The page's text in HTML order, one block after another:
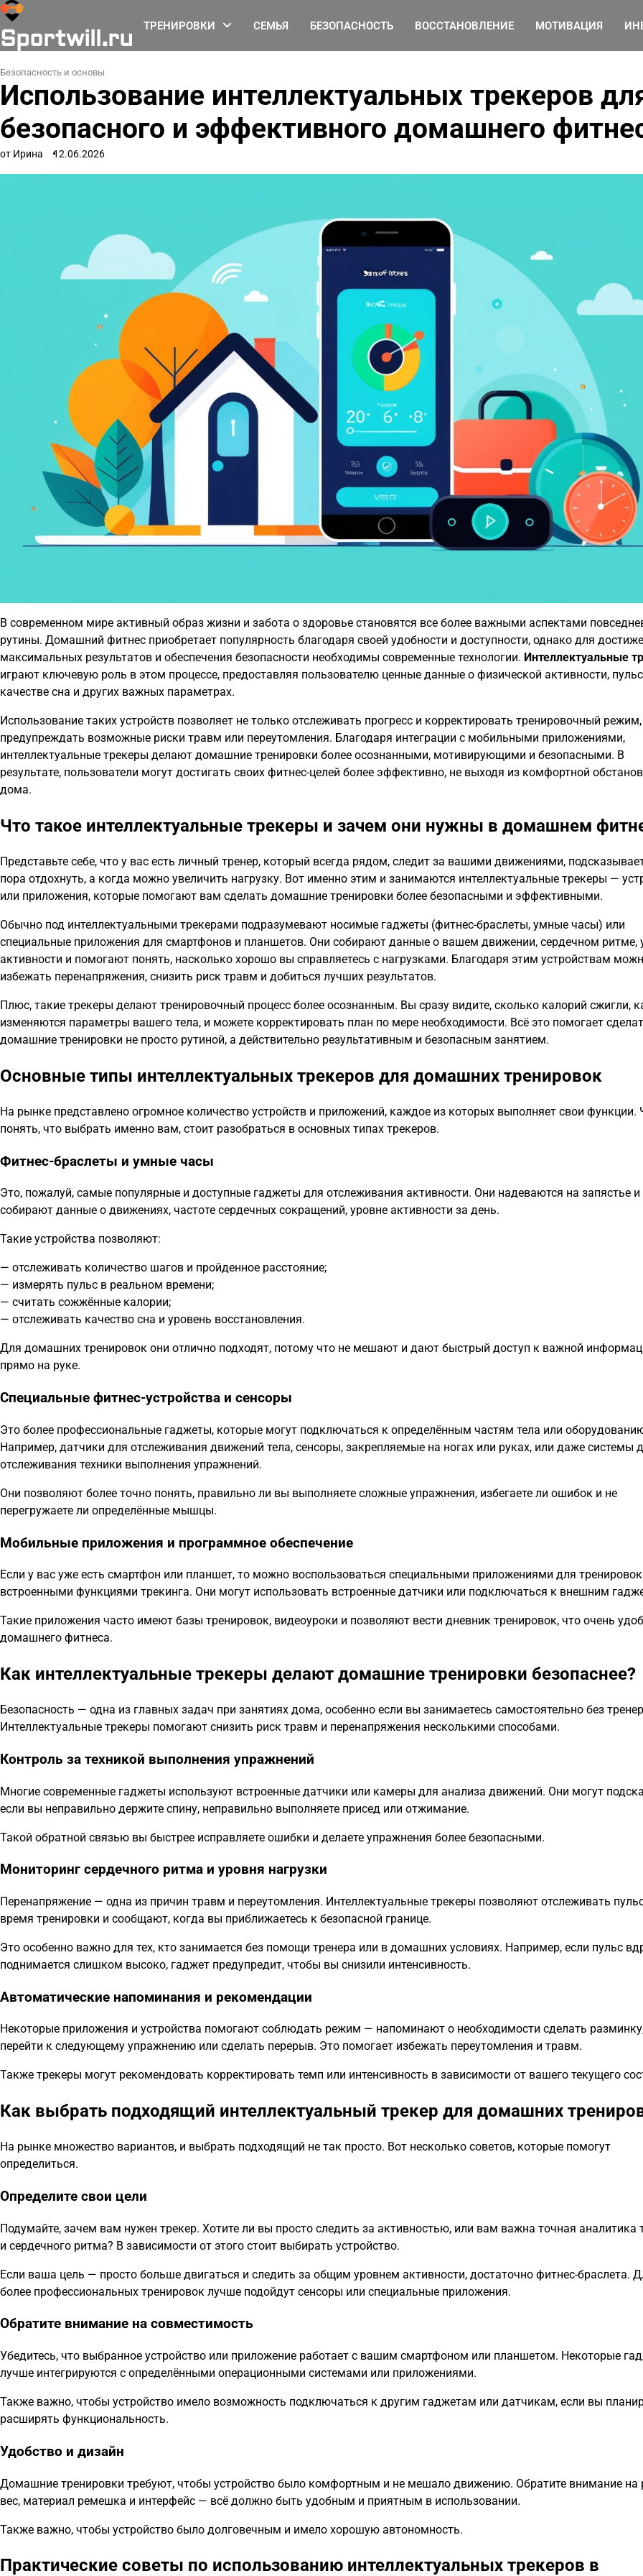
Перейти
содержимому
Sportwill.ru ТРЕНИРОВКИ СЕМЬЯ БЕЗОПАСНОСТЬ ВОССТАНОВЛЕНИЕ МОТИВАЦИЯ
Безопасность и основы
Использование интеллектуальных трекеров
безопасного и эффективного домашнего
от Ирина 12.06.2026
В современном мире активный образ жизни и забота о здоровье становятся все более важными аспектами
рутины. Домашний фитнес приобретает популярность благодаря своей удобности и доступности, однако для
максимальных результатов и обеспечения безопасности необходимы современные технологии. Интеллектуальные
играют ключевую роль в этом процессе, предоставляя пользователю ценные данные о физической активности,
качестве сна и других важных параметрах.
Использование таких устройств позволяет не только отслеживать прогресс и корректировать тренировочный
предупреждать возможные риски травм или переутомления. Благодаря интеграции с мобильными приложениями,
интеллектуальные трекеры делают домашние тренировки более осознанными, мотивирующими и безопасными. В
результате, пользователи могут достигать своих фитнес-целей более эффективно, не выходя из комфортной
дома.
Что такое интеллектуальные трекеры и зачем они нужны в домашнем
Представьте себе, что у вас есть личный тренер, который всегда рядом, следит за вашими движениями,
пора отдохнуть, а когда можно увеличить нагрузку. Вот именно этим и занимаются интеллектуальные трекеры —
или приложения, которые помогают вам сделать домашние тренировки более безопасными и эффективными.
Обычно под интеллектуальными трекерами подразумевают носимые гаджеты (фитнес-браслеты, умные часы) или
специальные приложения для смартфонов и планшетов. Они собирают данные о вашем движении, сердечном ритме,
активности и помогают понять, насколько хорошо вы справляетесь с нагрузками. Благодаря этим устройствам
избежать перенапряжения, снизить риск травм и добиться лучших результатов.
Плюс, такие трекеры делают тренировочный процесс более осознанным. Вы сразу видите, сколько калорий сжигли,
изменяются параметры вашего тела, и можете корректировать план по мере необходимости. Всё это помогает
домашние тренировки не просто рутиной, а действительно результативным и безопасным занятием.
Основные типы интеллектуальных трекеров для домашних тренировок
На рынке представлено огромное количество устройств и приложений, каждое из которых выполняет свои функции.
понять, что выбрать именно вам, стоит разобраться в основных типах трекеров.
Фитнес-браслеты и умные часы
Это, пожалуй, самые популярные и доступные гаджеты для отслеживания активности. Они надеваются на запястье и
собирают данные о движениях, частоте сердечных сокращений, уровне активности за день.
Такие устройства позволяют:
— отслеживать количество шагов и пройденное расстояние;
— измерять пульс в реальном времени;
— считать сожжённые калории;
— отслеживать качество сна и уровень восстановления.
Для домашних тренировок они отлично подходят, потому что не мешают и дают быстрый доступ к важной
прямо на руке.
Специальные фитнес-устройства и сенсоры
Это более профессиональные гаджеты, которые могут подключаться к определённым частям тела или
Например, датчики для отслеживания движений тела, сенсоры, закрепляемые на ногах или руках, или даже системы
отслеживания техники выполнения упражнений.
Они позволяют более точно понять, правильно ли вы выполняете сложные упражнения, избегаете ли ошибок и не
перегружаете ли определённые мышцы.
Мобильные приложения и программное обеспечение
Если у вас уже есть смартфон или планшет, то можно воспользоваться специальными приложениями для
встроенными функциями трекинга. Они могут использовать встроенные датчики или подключаться к внешним
Такие приложения часто имеют базы тренировок, видеоуроки и позволяют вести дневник тренировок, что очень
домашнего фитнеса.
Как интеллектуальные трекеры делают домашние тренировки безопаснее?
Безопасность — одна из главных задач при занятиях дома, особенно если вы занимаетесь самостоятельно без
Интеллектуальные трекеры помогают снизить риск травм и перенапряжения несколькими способами.
Контроль за техникой выполнения упражнений
Многие современные гаджеты используют встроенные датчики или камеры для анализа движений. Они могут
если вы неправильно держите спину, неправильно выполняете присед или отжимание.
Такой обратной связью вы быстрее исправляете ошибки и делаете упражнения более безопасными.
Мониторинг сердечного ритма и уровня нагрузки
Перенапряжение — одна из причин травм и переутомления. Интеллектуальные трекеры позволяют отслеживать
время тренировки и сообщают, когда вы приближаетесь к безопасной границе.
Это особенно важно для тех, кто занимается без помощи тренера или в домашних условиях. Например, если пульс
поднимается слишком высоко, гаджет предупредит, чтобы вы снизили интенсивность.
Автоматические напоминания и рекомендации
Некоторые приложения и устройства помогают соблюдать режим — напоминают о необходимости сделать
перейти к следующему упражнению или сделать перерыв. Это помогает избежать переутомления и травм.
Также трекеры могут рекомендовать корректировать темп или интенсивность в зависимости от вашего текущего
Как выбрать подходящий интеллектуальный трекер для домашних
На рынке множество вариантов, и выбрать подходящий не так просто. Вот несколько советов, которые помогут
определиться.
Определите свои цели
Подумайте, зачем вам нужен трекер. Хотите ли вы просто следить за активностью, или вам важна точная аналитика
и сердечного ритма? В зависимости от этого стоит выбирать устройство.
Если ваша цель — просто больше двигаться и следить за общим уровнем активности, достаточно фитнес-браслета.
более профессиональных тренировок лучше подойдут сенсоры или специальные приложения.
Обратите внимание на совместимость
Убедитесь, что выбранное устройство или приложение работает с вашим смартфоном или планшетом. Некоторые
лучше интегрируются с определёнными операционными системами или приложениями.
Также важно, чтобы устройство имело возможность подключаться к другим гаджетам или датчикам, если вы
расширять функциональность.
Удобство и дизайн
Домашние тренировки требуют, чтобы устройство было комфортным и не мешало движению. Обратите внимание на
вес, материал ремешка и интерфейс — всё должно быть удобным и приятным в использовании.
Также важно, чтобы устройство было долговечным и имело хорошую автономность.
Практические советы по использованию интеллектуальных трекеров в
Как организовать
эффективный фитнес-
минимальные
пространства и
бюджетные аксессуары
от Ирина